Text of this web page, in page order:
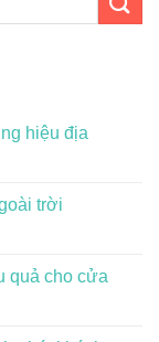
hiệu địa
trời
quả cho cửa